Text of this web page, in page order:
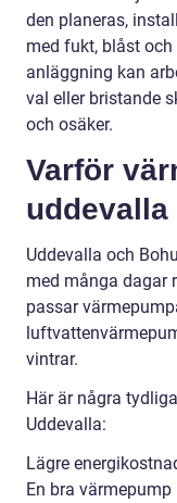
den planeras,
med fukt, blåst
anläggning kan
val eller bristande
och osäker.
Varför
uddevalla
Uddevalla och
med många dagar
passar
vintrar.
Här är några
Uddevalla:
Lägre
En bra